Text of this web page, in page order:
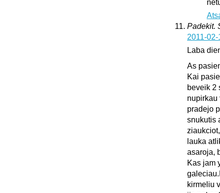
Padekit.
2011-
Laba
As
Kai
beveik 2
nupirkau
pradejo
snukutis
lauka
asaroja,
Kas jam
kirmeliu